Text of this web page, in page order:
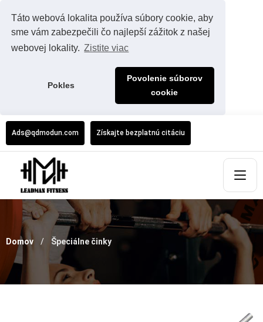
Táto webová lokalita používa súbory cookie, aby
sme vám zabezpečili čo najlepší zážitok z našej
webovej lokality. Zistite viac
Pokles
Povolenie súborov
cookie
Ads@qdmodun.com Získajte bezplatnú citáciu
Domov Špeciálne činky